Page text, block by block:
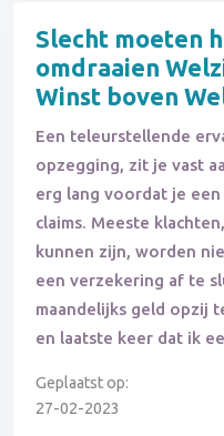
Slecht moeten
omdraaien
Winst boven
Een teleurstellende
opzegging, zit je vast
erg lang voordat je
claims. Meeste
kunnen zijn, worden
een verzekering af te
maandelijks geld opzij
en laatste keer dat ik
Geplaatst op:
27-02-2023